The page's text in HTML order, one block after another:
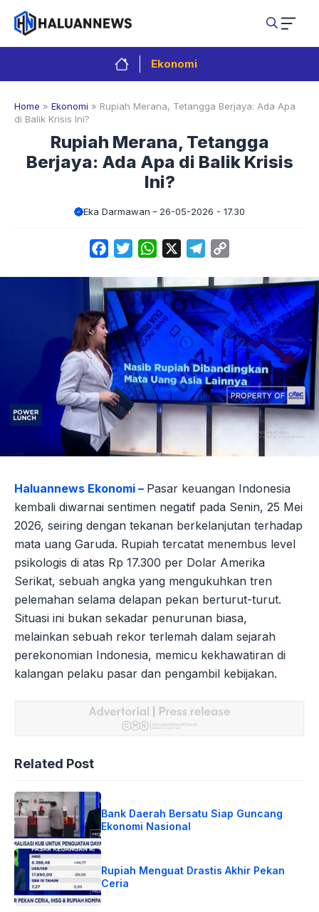
Langsung
isi
Ekonomi
Home » Ekonomi » Rupiah Merana, Tetangga Berjaya: Ada Apa
di Balik Krisis Ini?
Rupiah Merana, Tetangga
Berjaya: Ada Apa di Balik Krisis
Ini?
Eka Darmawan 26-05-2026 - 17.30
FacebookTwitterWhatsApp Telegram
Haluannews Ekonomi – Pasar keuangan Indonesia
kembali diwarnai sentimen negatif pada Senin, 25 Mei
2026, seiring dengan tekanan berkelanjutan terhadap
mata uang Garuda. Rupiah tercatat menembus level
psikologis di atas Rp 17.300 per Dolar Amerika
Serikat, sebuah angka yang mengukuhkan tren
pelemahan selama delapan pekan berturut-turut.
Situasi ini bukan sekadar penurunan biasa,
melainkan sebuah rekor terlemah dalam sejarah
perekonomian Indonesia, memicu kekhawatiran di
kalangan pelaku pasar dan pengambil kebijakan.
Related Post
Bank Daerah Bersatu Siap Guncang
Ekonomi Nasional
Rupiah Menguat Drastis Akhir Pekan
Ceria